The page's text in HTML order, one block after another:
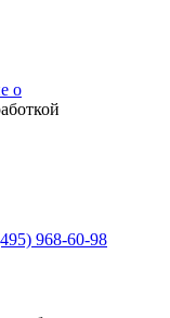
о
968-60-98